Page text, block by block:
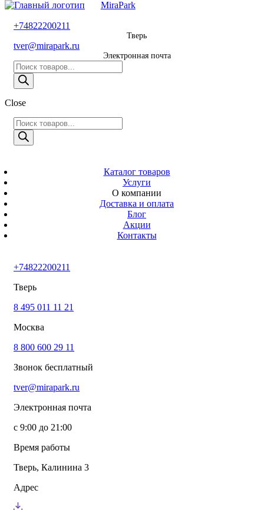
MiraPark
бесплатный
+74822200211
Электронная
Время работы
Тверь,
Калинина 3
+74822200211 info@mirapark.ru
Каталог товаров
Игровое оборудование для детских площадок
Оборудование для площадок для выгула собак
Спортивное оборудование для улицы
Малые архитектурные формы под заказ
Услуги
Озеленение благоустройство
Монтаж детских площадок
Резиновые покрытия для площадок
Установка МАФ
MiraPark
+74822200211
Тверь
tver@mirapark.ru
Электронная почта
Поиск
товаров
Close
Поиск
товаров
Каталог товаров
Услуги
О компании
Доставка и оплата
Блог
Акции
Контакты
+74822200211
Тверь
8 495 011 11 21
Москва
8 800 600 29 11
Звонок бесплатный
tver@mirapark.ru
Электронная почта
с 9:00 до 21:00
Время работы
Тверь, Калинина 3
Адрес